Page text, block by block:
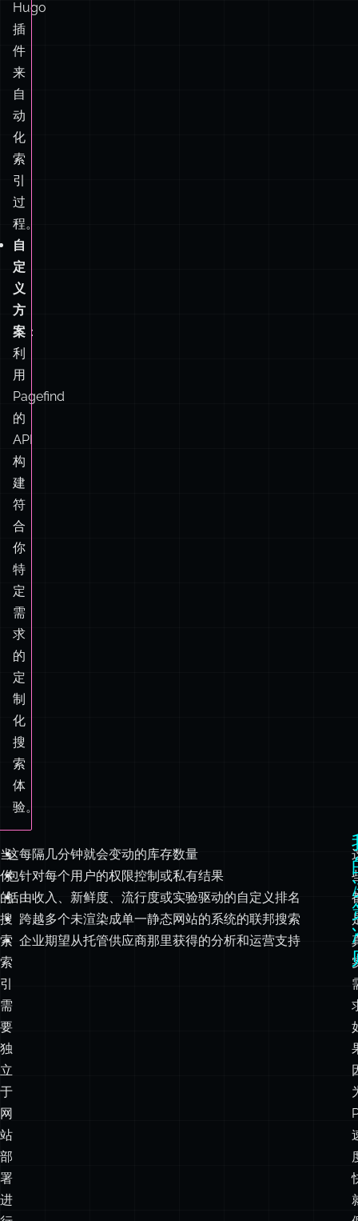
自
动
化
索
引
过
程。
自
定
义
方
案
利
用
Pagefind
的
API
构
建
符
合
你
特
定
需
求
的
定
制
化
搜
索
体
验。
索
索
引
需
要
独
立
于
网
站
部
署
进
行
变
更
时，
这每隔几分钟就会变动的库存数量
针对每个用户的权限控制或私有结果
企业期望从托管供应商那里获得的分析和运营支持